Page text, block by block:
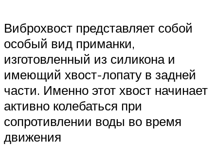
Виброхвост представляет собой
особый вид приманки,
изготовленный из силикона и
имеющий хвост-лопату в задней
части. Именно этот хвост начинает
активно колебаться при
сопротивлении воды во время
движения